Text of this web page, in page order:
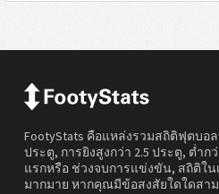
FootyStats คือแหล่งรวมสถิติฟุตบอ
ประตู, การยิงสูงกว่า 2.5 ประตู, ต่ำก
แรกหรือ ช่วงจบการแข่งขัน, สถิติใน
มากมาย หากคุณมีข้อสงสัยใดใดสา